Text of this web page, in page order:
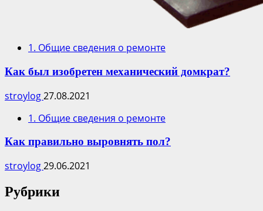
1. Общие сведения о ремонте
Как был изобретен механический домкрат?
stroylog27.08.2021
1. Общие сведения о ремонте
Как правильно выровнять пол?
stroylog29.06.2021
Рубрики